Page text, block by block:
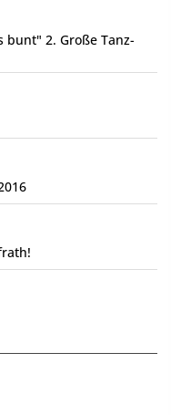
bunt" 2. Große Tanz-